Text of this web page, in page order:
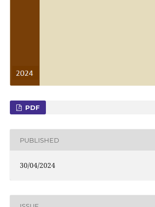
PDF
PUBLISHED
30/04/2024